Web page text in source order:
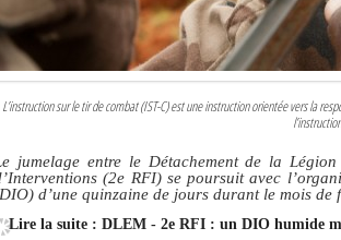
L’instruction sur le tir de combat (IST-C) est une instruction orientée vers la
jumelage entre le Détachement de la
(2e RFI) se poursuit avec
d’une quinzaine de jours durant le mois de
Lire la suite : DLEM - 2e RFI : un DIO humide